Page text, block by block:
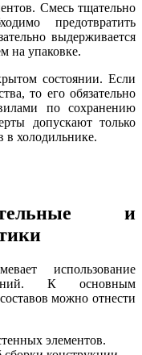
Смесь тщательно
предотвратить
выдерживается
на упаковке.
состоянии. Если
то его обязательно
по сохранению
допускают только
в холодильнике.
и
использование
К основным
можно отнести
элементов.